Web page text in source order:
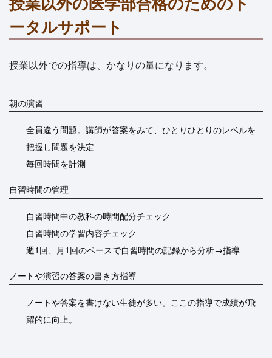
ータルサポート
授業以外での指導は、かなりの量になります。
朝の演習
全員違う問題。講師が答案をみて、ひとりひとりのレベルを
把握し問題を決定
毎回時間を計測
自習時間の管理
自習時間中の教科の時間配分チェック
自習時間の学習内容チェック
週1回、月1回のペースで自習時間の記録から分析→指導
ノートや演習の答案の書き方指導
ノートや答案を書けない生徒が多い。ここの指導で成績が飛
躍的に向上。